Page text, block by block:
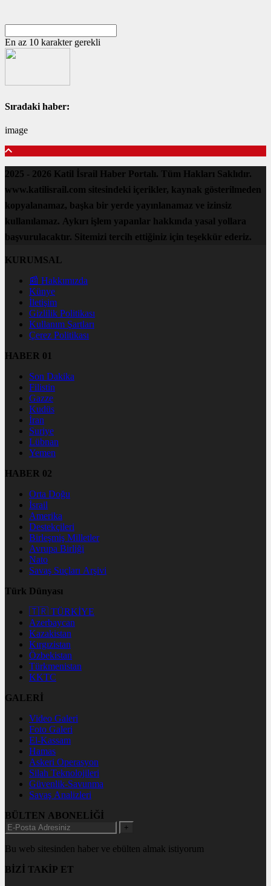
En az 10 karakter gerekli
Sıradaki haber:
image
2025 - 2026 Katil İsrail Haber Portalı. Tüm Hakları Saklıdır.
www.katilisrail.com sitesindeki içerikler, kaynak gösterilmeden
kopyalanamaz, başka bir yerde yayınlanamaz ve izinsiz
kullanılamaz. Aykırı işlem yapanlar hakkında yasal yollara
başvurulacaktır. Sitemizi tercih ettiğiniz için teşekkür ederiz.
KURUMSAL
📰 Hakkımızda
Künye
İletişim
Gizlilik Politikası
Kullanım Şartları
Çerez Politikası
HABER 01
Son Dakika
Filistin
Gazze
Kudüs
İran
Suriye
Lübnan
Yemen
HABER 02
Orta Doğu
İsrail
Amerika
Destekçileri
Birleşmiş Milletler
Avrupa Birliği
Nato
Savaş Suçları Arşivi
Türk Dünyası
🇹🇷 TÜRKİYE
Azerbaycan
Kazakistan
Kırgızistan
Özbekistan
Türkmenistan
KKTC
GALERİ
Video Galeri
Foto Galeri
El-Kassam
Hamas
Askeri Operasyon
Silah Teknolojileri
Güvenlik-Savunma
Savaş Analizleri
BÜLTEN ABONELİĞİ
+
Bu web sitesinden haber ve ebülten almak istiyorum
BİZİ TAKİP ET